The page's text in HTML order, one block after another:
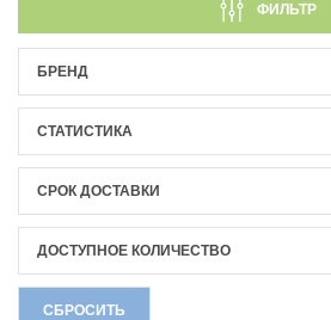
ФИЛЬТР
БРЕНД
СТАТИСТИКА
СРОК ДОСТАВКИ
ДОСТУПНОЕ КОЛИЧЕСТВО
СБРОСИТЬ